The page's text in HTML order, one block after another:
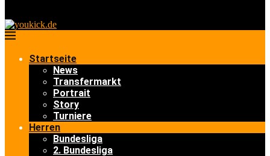
Startseite
News
Transfermarkt
Portrait
Story
Turniere
Herren
Bundesliga
2. Bundesliga